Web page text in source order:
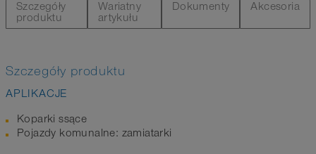
Szczegóły
produktu
Wariatny
artykułu
Dokumenty Akcesoria
Szczegóły produktu
APLIKACJE
Koparki ssące
Pojazdy komunalne: zamiatarki